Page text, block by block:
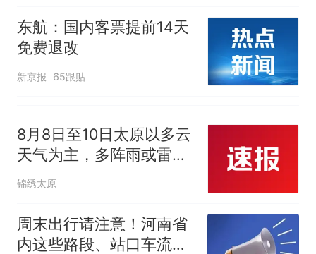
东航：国内客票提前14天
免费退改
新京报 65跟贴
8月8日至10日太原以多云
天气为主，多阵雨或雷阵
雨
锦绣太原
周末出行请注意！河南省
内这些路段、站口车流量